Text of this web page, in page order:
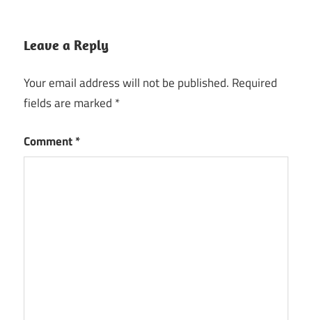
Leave a Reply
Your email address will not be published. Required
fields are marked *
Comment*